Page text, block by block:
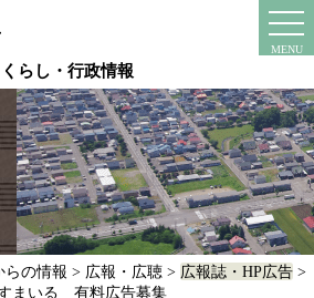
くらし・行政情報
MENU
らの情報 > 広報・広聴> 広報誌・HP広告>
まいる 有料広告募集